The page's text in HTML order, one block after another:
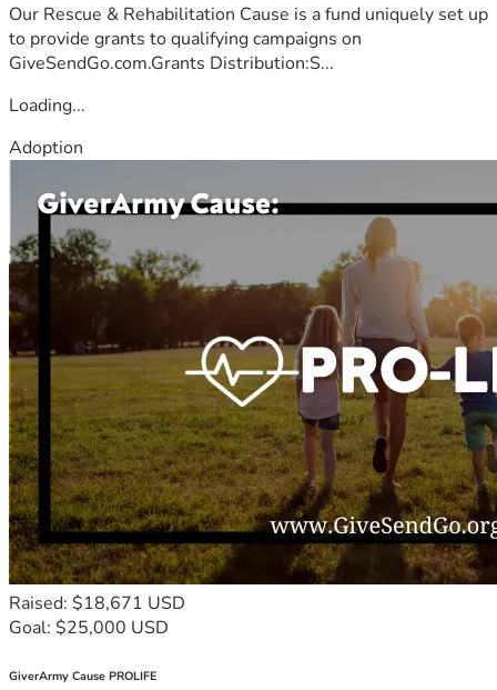
Our Rescue & Rehabilitation Cause is a fund uniquely set up
to provide grants to qualifying campaigns on
GiveSendGo.com.Grants Distribution:S...
Loading...
Adoption
Raised: $18,671 USD
Goal: $25,000 USD
GiverArmy Cause PROLIFE